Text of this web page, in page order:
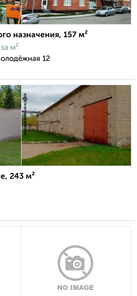
назначения, 157 м²
за м²
12
243 м²